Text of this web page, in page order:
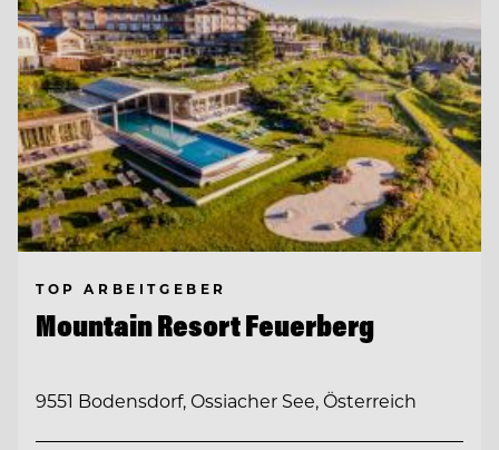
TOP ARBEITGEBER
Mountain Resort Feuerberg
9551 Bodensdorf, Ossiacher See, Österreich